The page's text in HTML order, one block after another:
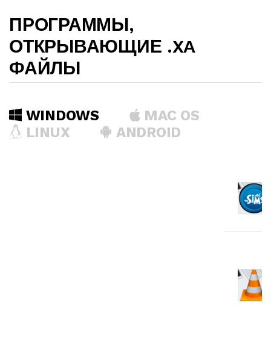
ПРОГРАММЫ,
ОТКРЫВАЮЩИЕ .XA
ФАЙЛЫ
WINDOWS
MAC OS
LINUX
ANDROID